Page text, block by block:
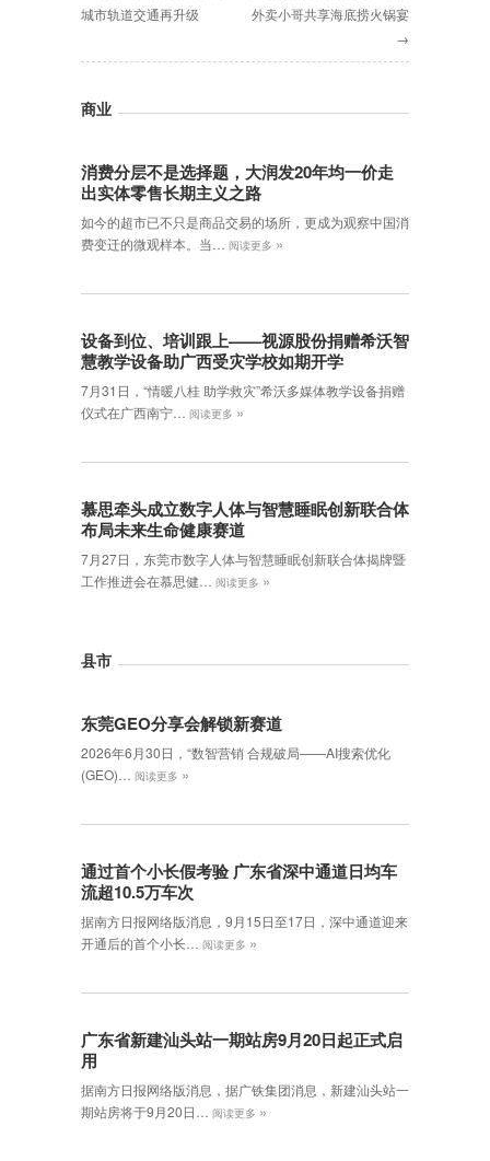
城市轨道交通再升级
外卖小哥共享海底捞火锅宴
→
商业
消费分层不是选择题，大润发20年均一价走
出实体零售长期主义之路
如今的超市已不只是商品交易的场所，更成为观察中国消
费变迁的微观样本。当…
阅读更多 »
设备到位、培训跟上——视源股份捐赠希沃智
慧教学设备助广西受灾学校如期开学
7月31日，“情暖八桂 助学救灾”希沃多媒体教学设备捐赠
仪式在广西南宁…
阅读更多 »
慕思牵头成立数字人体与智慧睡眠创新联合体
布局未来生命健康赛道
7月27日，东莞市数字人体与智慧睡眠创新联合体揭牌暨
工作推进会在慕思健…
阅读更多 »
县市
东莞GEO分享会解锁新赛道
2026年6月30日，‌“数智营销 合规破局——AI搜索优化
(GEO)…
阅读更多 »
通过首个小长假考验 广东省深中通道日均车
流超10.5万车次
据南方日报网络版消息，9月15日至17日，深中通道迎来
开通后的首个小长…
阅读更多 »
广东省新建汕头站一期站房9月20日起正式启
用
据南方日报网络版消息，据广铁集团消息，新建汕头站一
期站房将于9月20日…
阅读更多 »